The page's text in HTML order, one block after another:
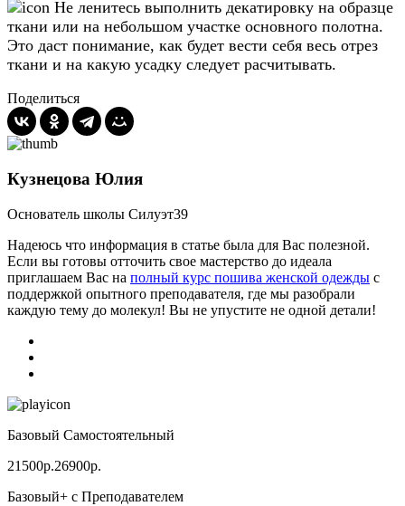
Не ленитесь выполнить декатировку на образце
ткани или на небольшом участке основного полотна.
Это даст понимание, как будет вести себя весь отрез
ткани и на какую усадку следует расчитывать.
Поделиться
Кузнецова Юлия
Основатель школы Силуэт39
Надеюсь что информация в статье была для Вас полезной.
Если вы готовы отточить свое мастерство до идеала
приглашаем Вас на полный курс пошива женской одежды с
поддержкой опытного преподавателя, где мы разобрали
каждую тему до молекул! Вы не упустите не одной детали!
Базовый Самостоятельный
21500р.26900р.
Базовый+ с Преподавателем